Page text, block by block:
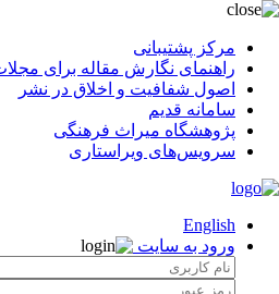
مرکز پشتیبانی
راهنمای نگارش مقاله برای مجلات
اصول شفافیت و اخلاق در نشر
سامانه قدیم
پژوهشگاه میراث فرهنگی
سرویس‌های ویراستاری
English
ورود به سایت